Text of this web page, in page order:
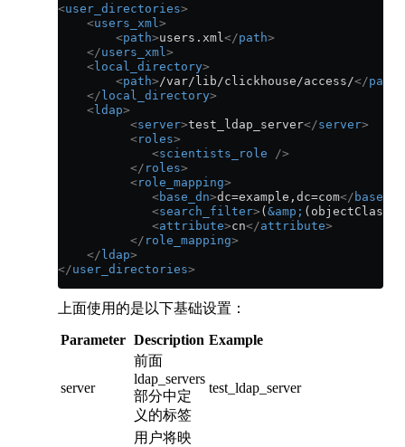
<user_directories>
    <
users_xml >
        <
path>users.xml </path>
    </
users_xml >
    <
local_directory>
        <
path> /var/lib/clickhouse/access/</path
    </
local_directory>
    <
ldap>
          <
server>test_ldap_server</server>
          <
roles>
             <
scientists_role />
          </
roles>
          <
role_mapping>
             <
base_dn>dc=example,dc=com</ base_dn
             <
search_filter> (&amp;
             <
attribute>cn</attribute>
          </
role_mapping>
    </
ldap>
</user_directories>
上面使用的是以下基础设置：
Parameter Description Example
server
前面
ldap_servers
部分中定
义的标签
test_ldap_server
用户将映